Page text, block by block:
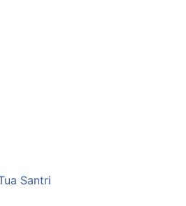
Santri